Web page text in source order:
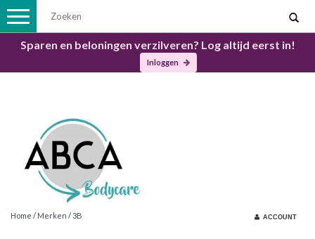
Sparen en beloningen verzilveren? Log altijd eerst in!
Inloggen
Toggle
navigation
Home / Merken /3B ACCOUNT